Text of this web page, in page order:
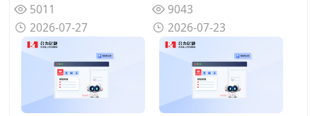
5011
2026-07-27
9043
2026-07-23